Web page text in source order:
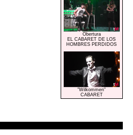
Obertura
EL CABARET DE LOS
HOMBRES PERDIDOS
"Wilkommen"
CABARET